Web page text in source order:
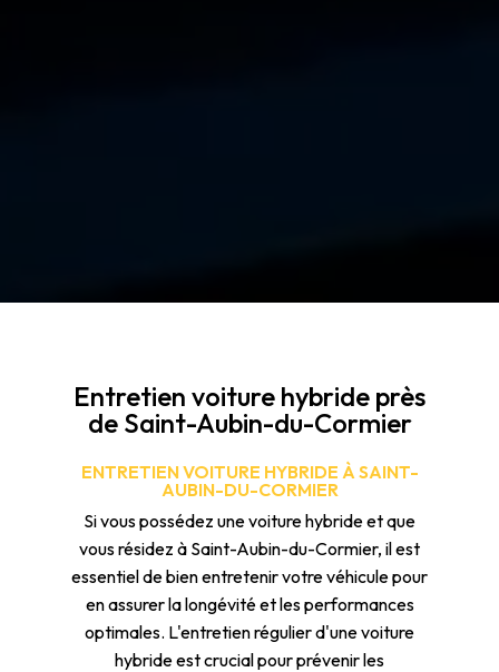
Entretien voiture hybride près
de Saint-Aubin-du-Cormier
ENTRETIEN VOITURE HYBRIDE À SAINT-
AUBIN-DU-CORMIER
Si vous possédez une voiture hybride et que
vous résidez à Saint-Aubin-du-Cormier, il est
essentiel de bien entretenir votre véhicule pour
en assurer la longévité et les performances
optimales. L'entretien régulier d'une voiture
hybride est crucial pour prévenir les